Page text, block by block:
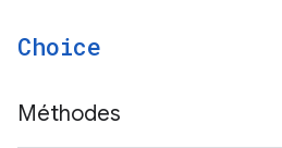
Choice
Méthodes